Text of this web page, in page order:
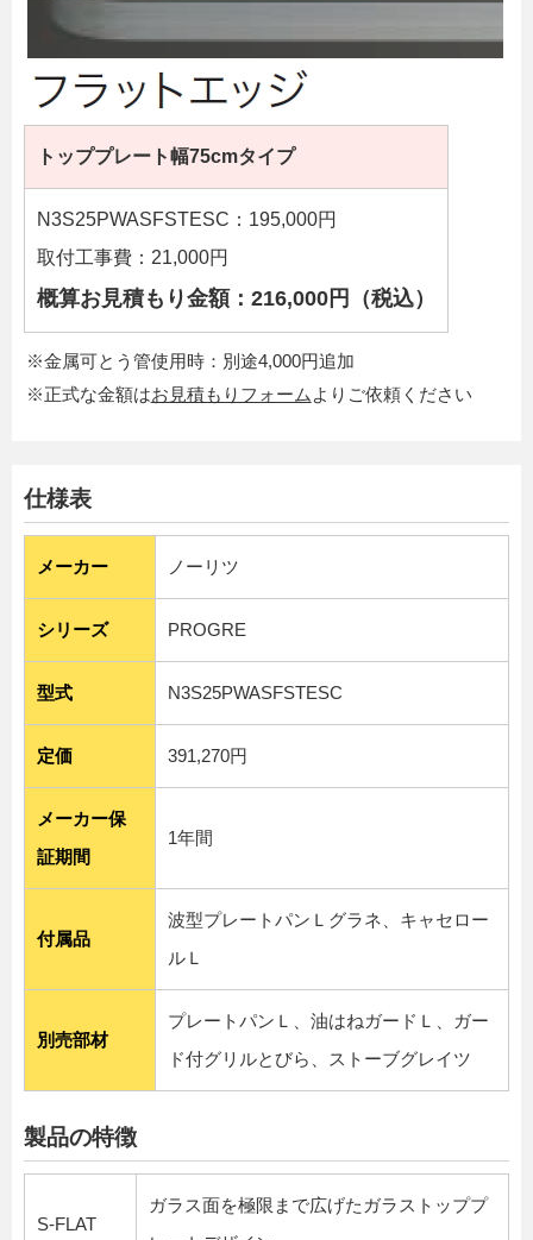
トッププレート幅75cmタイプ
N3S25PWASFSTESC：195,000円
取付工事費：21,000円
概算お見積もり金額：216,000円（税込）
※金属可とう管使用時：別途4,000円追加
※正式な金額はお見積もりフォーム よりご依頼ください
仕様表
メーカー ノーリツ
シリーズ PROGRE
型式 N3S25PWASFSTESC
定価 391,270円
メーカー保
証期間
1年間
付属品
波型プレートパンＬグラネ、キャセロー
ルＬ
別売部材
プレートパンＬ、油はねガードＬ、ガー
ド付グリルとびら、ストーブグレイツ
製品の特徴
S-FLAT
ガラス面を極限まで広げたガラストッププ